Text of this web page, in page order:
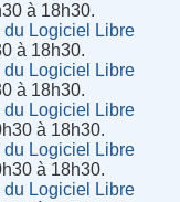
à 18h30.
Logiciel Libre
à 18h30.
Logiciel Libre
à 18h30.
Logiciel Libre
à 18h30.
Logiciel Libre
à 18h30.
Logiciel Libre